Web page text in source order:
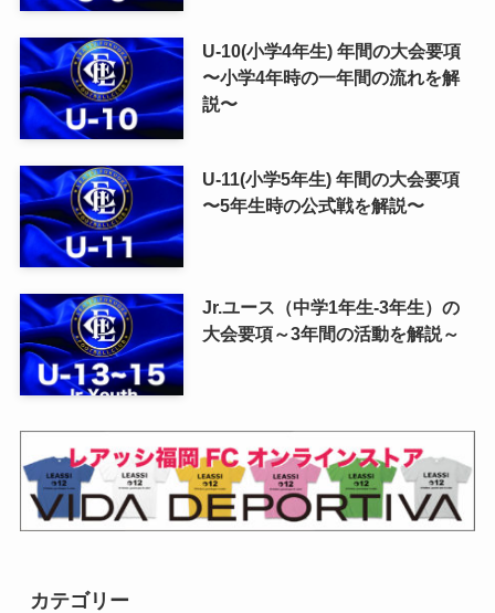
U-10(小学4年生) 年間の大会要項
〜小学4年時の一年間の流れを解
説〜
U-11(小学5年生) 年間の大会要項
〜5年生時の公式戦を解説〜
Jr.ユース（中学1年生-3年生）の
大会要項～3年間の活動を解説～
カテゴリー